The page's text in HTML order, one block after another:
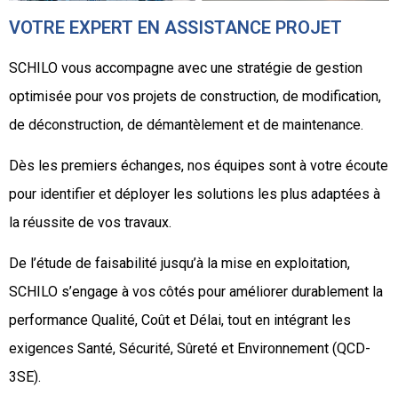
VOTRE EXPERT EN ASSISTANCE PROJET
SCHILO vous accompagne avec une stratégie de gestion
optimisée pour vos projets de construction, de modification,
de déconstruction, de démantèlement et de maintenance.
Dès les premiers échanges, nos équipes sont à votre écoute
pour identifier et déployer les solutions les plus adaptées à
la réussite de vos travaux.
De l’étude de faisabilité jusqu’à la mise en exploitation,
SCHILO s’engage à vos côtés pour améliorer durablement la
performance Qualité, Coût et Délai, tout en intégrant les
exigences Santé, Sécurité, Sûreté et Environnement (QCD-
3SE).